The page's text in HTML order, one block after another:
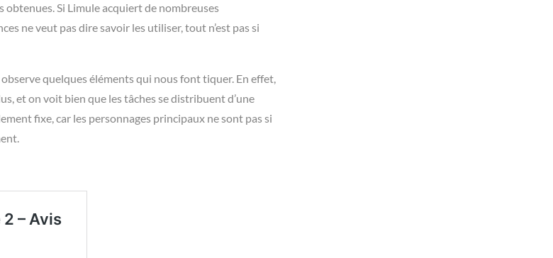
obtenues. Si Limule acquiert de nombreuses
ne veut pas dire savoir les utiliser, tout n’est pas si
quelques éléments qui nous font tiquer. En effet,
et on voit bien que les tâches se distribuent d’une
fixe, car les personnages principaux ne sont pas si